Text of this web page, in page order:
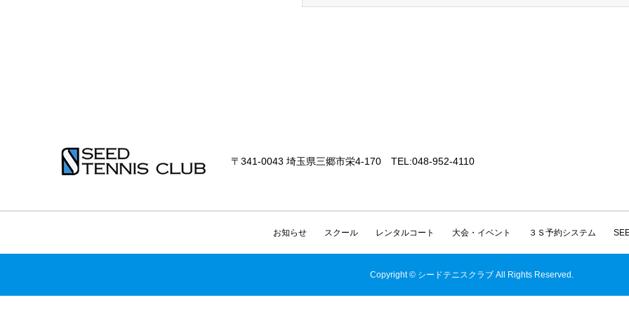
〒341-0043 埼玉県三郷市栄4-170 TEL:048-952-4110
お知らせ スクール レンタルコート 大会・イベント ３Ｓ予約システム
Copyright © シードテニスクラブ All Rights Reserved.